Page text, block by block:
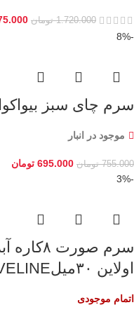
1.720.000 تومان
-8%
سرم چای سبز
موجود در انبار
755.000 تومان 695.000 تومان
-3%
سرم
اولاین ۳۰میلEVELINE
اتمام موجودی